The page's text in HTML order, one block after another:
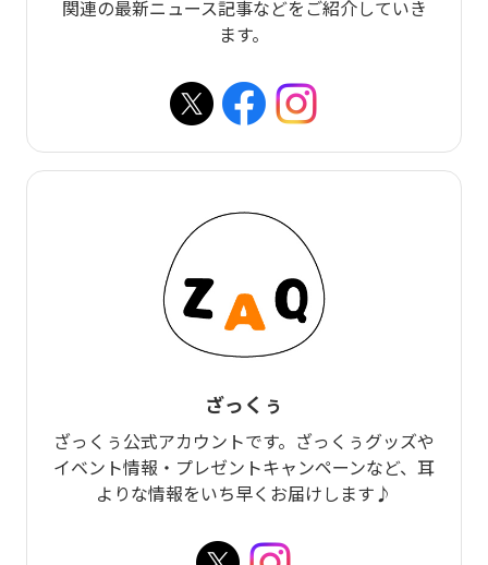
関連の最新ニュース記事などをご紹介していき
ます。
ざっくぅ
ざっくぅ公式アカウントです。ざっくぅグッズや
イベント情報・プレゼントキャンペーンなど、耳
よりな情報をいち早くお届けします♪